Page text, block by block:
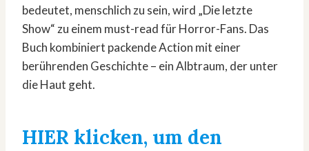
bedeutet, menschlich zu sein, wird „Die letzte
Show“ zu einem must-read für Horror-Fans. Das
Buch kombiniert packende Action mit einer
berührenden Geschichte – ein Albtraum, der unter
die Haut geht.
HIER klicken, um den